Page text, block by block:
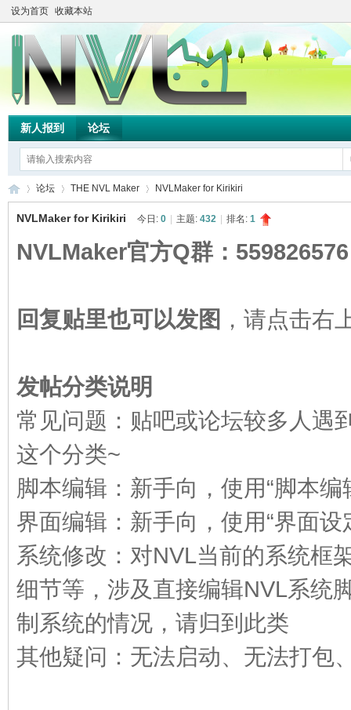
设为首页 收藏本站
新人报到 论坛
»
论坛
›
THE NVL Maker
›
NVLMaker for Kirikiri
NVLMaker for Kirikiri 今日: 0 主题: 432 排名: 1
NVLMaker官方Q群：559826576
回复贴里也可以发图 ，请点击右
发帖分类说明
常见问题：贴吧或论坛较多人遇
这个分类~
脚本编辑：新手向，使用“脚本编
界面编辑：新手向，使用“界面设
系统修改：对NVL当前的系统框
细节等，涉及直接编辑NVL系统
制系统的情况，请归到此类
其他疑问：无法启动、无法打包